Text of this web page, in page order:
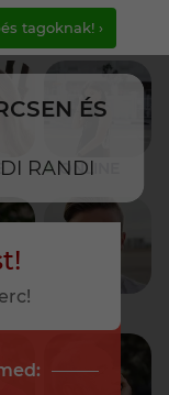
ÉS
RANDI
tagoknak! ›
ONLINE